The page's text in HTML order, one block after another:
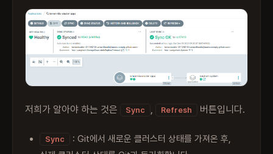
저희가 알아야 하는 것은 Sync , Refresh 버튼입니다.
Sync
: Git에서 새로운 클러스터 상태를 가져온 후,